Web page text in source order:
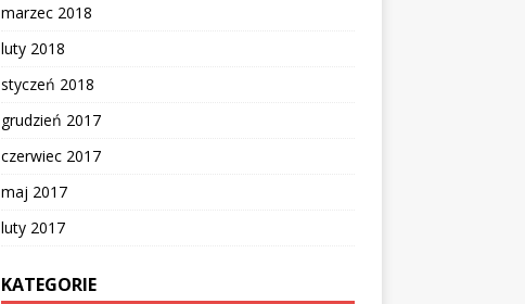
marzec 2018
luty 2018
styczeń 2018
grudzień 2017
czerwiec 2017
maj 2017
luty 2017
KATEGORIE